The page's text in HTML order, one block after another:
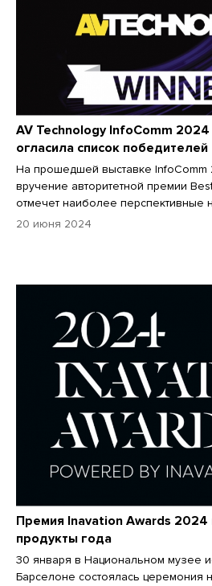
AV Technology InfoComm
огласила список победителей
На прошедшей выставке InfoComm
вручение авторитетной премии
отмечет наиболее перспективные
20 июня 2024
Премия Inavation Awards
продукты года
30 января в Национальном музее
Барселоне состоялась церемония